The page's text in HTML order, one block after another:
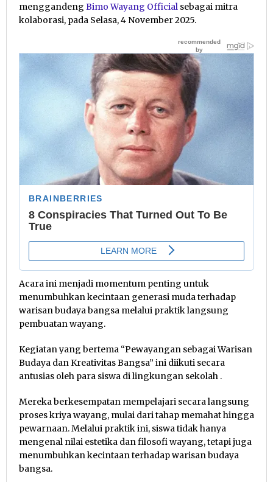
menggandeng Bimo Wayang Official sebagai mitra
kolaborasi, pada Selasa, 4 November 2025.
Acara ini menjadi momentum penting untuk
menumbuhkan kecintaan generasi muda terhadap
warisan budaya bangsa melalui praktik langsung
pembuatan wayang.
Kegiatan yang bertema “Pewayangan sebagai Warisan
Budaya dan Kreativitas Bangsa” ini diikuti secara
antusias oleh para siswa di lingkungan sekolah .
Mereka berkesempatan mempelajari secara langsung
proses kriya wayang, mulai dari tahap memahat hingga
pewarnaan. Melalui praktik ini, siswa tidak hanya
mengenal nilai estetika dan filosofi wayang, tetapi juga
menumbuhkan kecintaan terhadap warisan budaya
bangsa.